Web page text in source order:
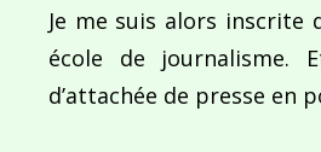
Je me suis alors inscrite
école de journalisme.
d’attachée de presse en